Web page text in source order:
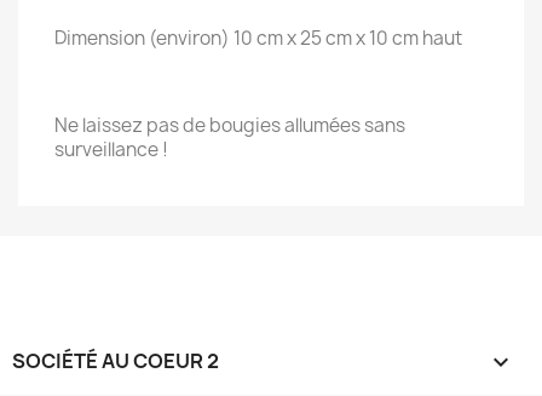
Dimension (environ) 10 cm x 25 cm x 10 cm haut
Ne laissez pas de bougies allumées sans
surveillance !
SOCIÉTÉ AU COEUR 2 